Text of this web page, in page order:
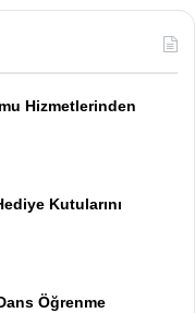
Hizmetlerinden
Kutularını
Öğrenme